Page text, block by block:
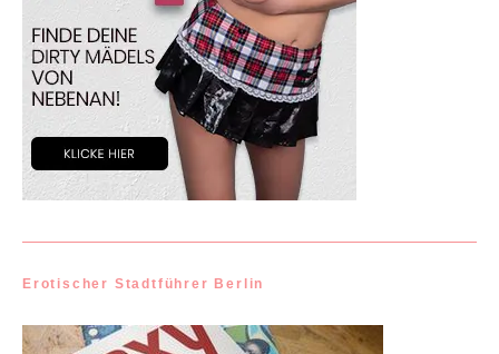
Erotischer Stadtführer Berlin